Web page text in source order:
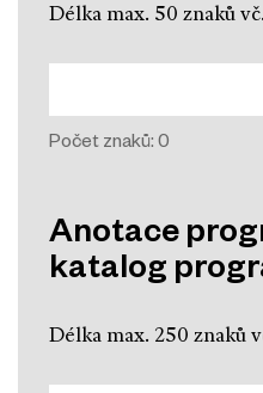
Délka max. 50 znaků
Počet znaků:0
Anotace
katalog
Délka max. 250 znaků